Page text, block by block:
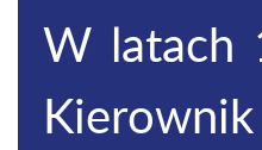
W latach
Kierownik